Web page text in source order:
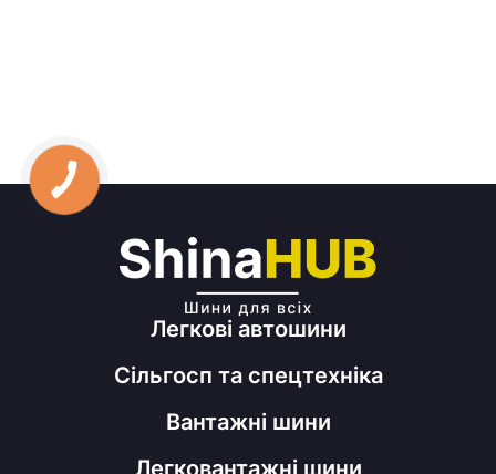
Легкові автошини
Сільгосп та спецтехніка
Вантажні шини
Легковантажні шини